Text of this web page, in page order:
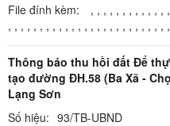
File đính kèm:
, , , , , , , , , , , , ,
, , , , , , , , , , , , , , , , , , , , , , , , , ,
Thông báo thu hồi đất Để
tạo đường ĐH.58 (Ba Xã -
Lạng Sơn
Số hiệu: 93/TB-UBND